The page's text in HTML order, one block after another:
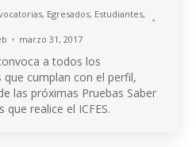
, Egresados, Estudiantes,
marzo 31, 2017
a todos los
cumplan con el perfil,
las próximas Pruebas Saber
realice el ICFES.